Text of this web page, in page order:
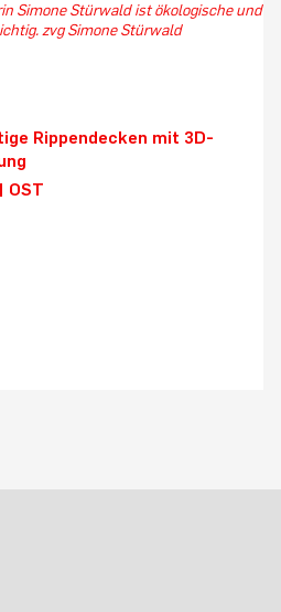
Simone Stürwald ist ökologische und
zvg Simone Stürwald
Rippendecken mit 3D-
OST